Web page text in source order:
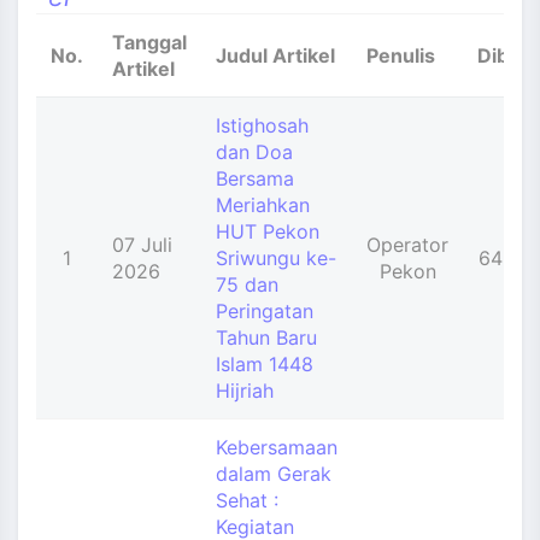
No.
Tanggal
Artikel
Judul Artikel Penulis
1
07 Juli
2026
Istighosah
dan Doa
Bersama
Meriahkan
HUT Pekon
Sriwungu ke-
75 dan
Peringatan
Tahun Baru
Islam 1448
Hijriah
Operator
Pekon
64 Kali
Kebersamaan
dalam Gerak
Sehat :
Kegiatan